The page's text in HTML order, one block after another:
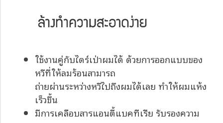
ใช้งานคู่กับไดร์เป่าผมได้ ด้วยการออกแบบของ
หวีที่ให้ลมร้อนสามารถ
ถ่ายผ่านระหว่างหวีไปถึงผมได้เลย ทำให้ผมแห้ง
เร็วขึ้น
มีการเคลือบสารแอนตี้แบคทีเรีย รับรองความ